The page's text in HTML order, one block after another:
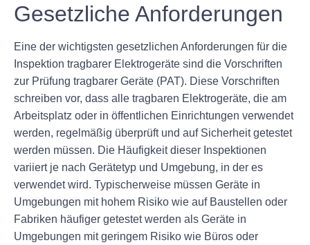
Gesetzliche Anforderungen
Eine der wichtigsten gesetzlichen Anforderungen für die
Inspektion tragbarer Elektrogeräte sind die Vorschriften
zur Prüfung tragbarer Geräte (PAT). Diese Vorschriften
schreiben vor, dass alle tragbaren Elektrogeräte, die am
Arbeitsplatz oder in öffentlichen Einrichtungen verwendet
werden, regelmäßig überprüft und auf Sicherheit getestet
werden müssen. Die Häufigkeit dieser Inspektionen
variiert je nach Gerätetyp und Umgebung, in der es
verwendet wird. Typischerweise müssen Geräte in
Umgebungen mit hohem Risiko wie auf Baustellen oder
Fabriken häufiger getestet werden als Geräte in
Umgebungen mit geringem Risiko wie Büros oder